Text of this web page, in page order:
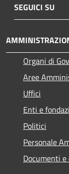
SEGUICI SU
Organi di
Aree
Uffici
Enti e
Politici
Personale
Documenti e